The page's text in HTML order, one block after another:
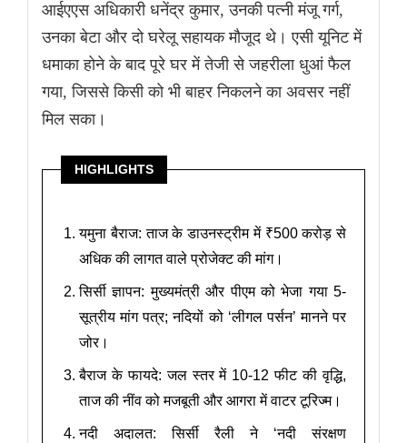
आईएएस अधिकारी धनेंद्र कुमार, उनकी पत्नी मंजू गर्ग,
उनका बेटा और दो घरेलू सहायक मौजूद थे। एसी यूनिट में
धमाका होने के बाद पूरे घर में तेजी से जहरीला धुआं फैल
गया, जिससे किसी को भी बाहर निकलने का अवसर नहीं
मिल सका।
HIGHLIGHTS
यमुना बैराज: ताज के डाउनस्ट्रीम में ₹500 करोड़ से
अधिक की लागत वाले प्रोजेक्ट की मांग।
सिर्सी ज्ञापन: मुख्यमंत्री और पीएम को भेजा गया 5-
सूत्रीय मांग पत्र; नदियों को ‘लीगल पर्सन’ मानने पर
जोर।
बैराज के फायदे: जल स्तर में 10-12 फीट की वृद्धि,
ताज की नींव को मजबूती और आगरा में वाटर टूरिज्म।
नदी अदालत: सिर्सी रैली ने ‘नदी संरक्षण